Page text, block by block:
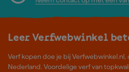
Leer Verfwebwinkel
Verf kopen doe je bij Verfwebwinkel.nl,
Nederland. Voordelige verf van